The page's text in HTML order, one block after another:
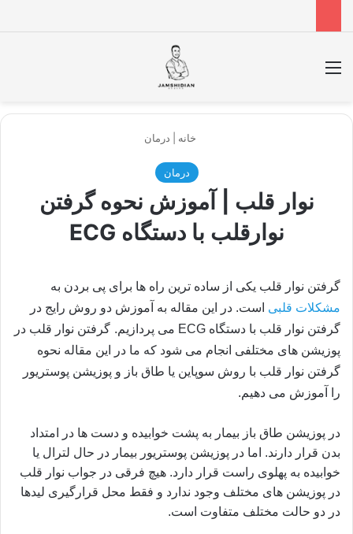
خانه درمان
درمان
نوار قلب | آموزش نحوه گرفتن
نوارقلب با دستگاه ECG
گرفتن نوار قلب یکی از ساده ترین راه ها برای پی بردن به
مشکلات قلبی است. در این مقاله به آموزش دو روش رایج در
گرفتن نوار قلب با دستگاه ECG می پردازیم. گرفتن نوار قلب در
پوزیشن های مختلفی انجام می شود که ما در این مقاله نحوه
گرفتن نوار قلب با روش سوپاین یا طاق باز و پوزیشن پوستریور
را آموزش می دهیم.
در پوزیشن طاق باز بیمار به پشت خوابیده و دست ها در امتداد
بدن قرار دارند. اما در پوزیشن پوستریور بیمار در حال لترال یا
خوابیده به پهلوی راست قرار دارد. هیچ فرقی در جواب نوار قلب
در پوزیشن های مختلف وجود ندارد و فقط محل قرارگیری لیدها
در دو حالت مختلف متفاوت است.